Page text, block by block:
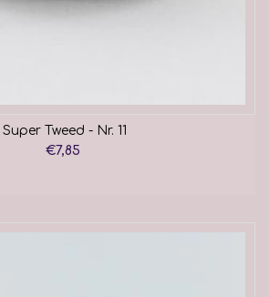
Super Tweed - Nr. 11
€7,85